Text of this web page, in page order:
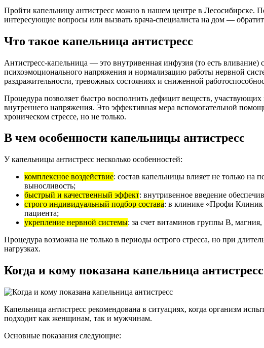
Пройти капельницу антистресс можно в нашем центре в Лесосибирске.
интересующие вопросы или вызвать врача-специалиста на дом —
Что такое капельница антистресс
Антистресс-капельница — это внутривенная инфузия (то есть
психоэмоционального напряжения и нормализацию работы нервной
раздражительности, тревожных состояниях и сниженной
Процедура позволяет быстро восполнить дефицит веществ,
внутреннего напряжения. Это эффективная мера вспомогательной
хроническом стрессе, но не только.
В чем особенности капельницы антистресс
У капельницы антистресс несколько особенностей:
комплексное воздействие: состав капельницы влияет не только на
выносливость;
быстрый и качественный эффект: внутривенное введение
строго индивидуальный подбор состава: в клинике «Профи Клиник
пациента;
укрепление нервной системы: за счет витаминов группы B,
Процедура возможна не только в периоды острого стресса, но при
нагрузках.
Когда и кому показана капельница антистресс
Капельница антистресс рекомендована в ситуациях, когда организм
подходит как женщинам, так и мужчинам.
Основные показания следующие: